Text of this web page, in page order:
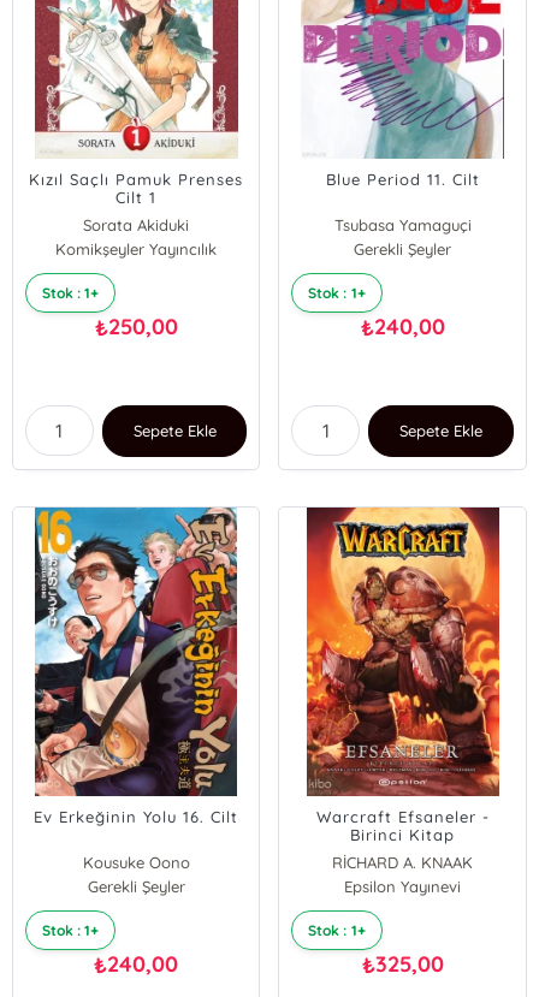
Kızıl Saçlı Pamuk Prenses
Cilt 1
Sorata Akiduki
Komikşeyler Yayıncılık
Stok : 1+
₺250,00
Sepete Ekle
Blue Period 11. Cilt
Tsubasa Yamaguçi
Gerekli Şeyler
Stok : 1+
₺240,00
Sepete Ekle
Ev Erkeğinin Yolu 16. Cilt
Kousuke Oono
Gerekli Şeyler
Stok : 1+
₺240,00
Warcraft Efsaneler -
Birinci Kitap
RİCHARD A. KNAAK
Epsilon Yayınevi
Stok : 1+
₺325,00